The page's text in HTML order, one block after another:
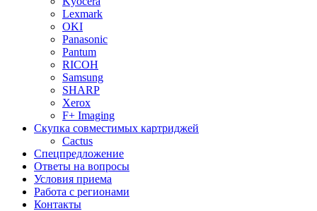
Lexmark
OKI
Panasonic
Pantum
RICOH
Samsung
SHARP
Xerox
F+ Imaging
Скупка совместимых картриджей
Cactus
Спецпредложение
Ответы на вопросы
Условия приема
Работа с регионами
Контакты